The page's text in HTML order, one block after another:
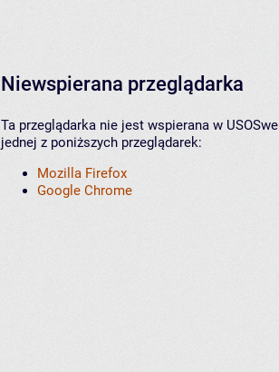
Niewspierana przeglądarka
Ta przeglądarka nie jest wspierana w
jednej z poniższych przeglądarek:
Mozilla Firefox
Google Chrome